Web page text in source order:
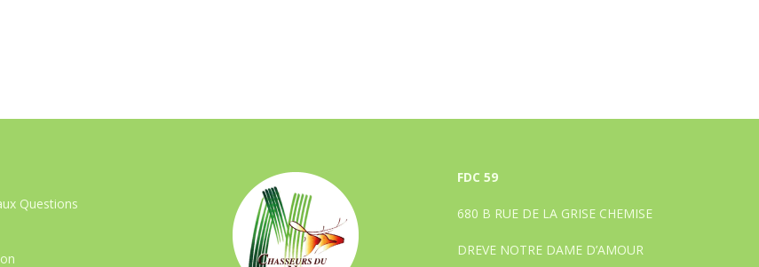
Questions
FDC 59
680 B RUE DE LA GRISE CHEMISE
DREVE NOTRE DAME D’AMOUR